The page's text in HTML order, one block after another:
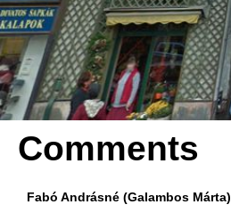
Comments
Fabó Andrásné (Galambos Márta)